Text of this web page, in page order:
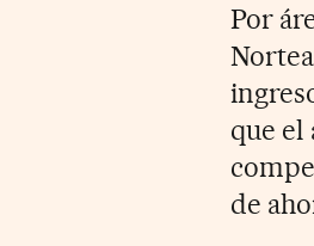
Por
que el
de